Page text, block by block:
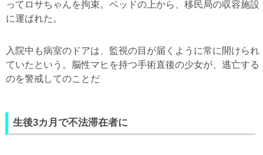
ってロサちゃんを拘束。ベッドの上から、移民局の収容施設
に運ばれた。
入院中も病室のドアは、監視の目が届くように常に開けられ
ていたという。脳性マヒを持つ手術直後の少女が、逃亡する
のを警戒してのことだ
生後3カ 月で不法滞在者に